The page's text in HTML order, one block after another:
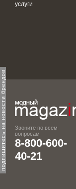
подпишитесь на новости брендов
услуги
Звоните по всем
вопросам
8-800-600-
40-21